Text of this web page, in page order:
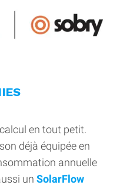
en tout petit.
déjà équipée en
annuelle
un SolarFlow